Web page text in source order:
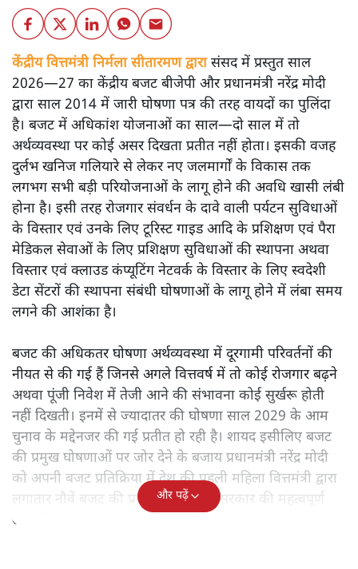
केंद्रीय वित्तमंत्री निर्मला सीतारमण द्वारासंसद में प्रस्तुत साल
2026—27 का केंद्रीय बजट बीजेपी और प्रधानमंत्री नरेंद्र मोदी
द्वारा साल 2014 में जारी घोषणा पत्र की तरह वायदों का पुलिंदा
है। बजट में अधिकांश योजनाओं का साल—दो साल में तो
अर्थव्यवस्था पर कोई असर दिखता प्रतीत नहीं होता। इसकी वजह
दुर्लभ खनिज गलियारे से लेकर नए जलमार्गों के विकास तक
लगभग सभी बड़ी परियोजनाओं के लागू होने की अवधि खासी लंबी
होना है। इसी तरह रोजगार संवर्धन के दावे वाली पर्यटन सुविधाओं
के विस्तार एवं उनके लिए टूरिस्ट गाइड आदि के प्रशिक्षण एवं पैरा
मेडिकल सेवाओं के लिए प्रशिक्षण सुविधाओं की स्थापना अथवा
विस्तार एवं क्लाउड कंप्यूटिंग नेटवर्क के विस्तार के लिए स्वदेशी
डेटा सेंटरों की स्थापना संबंधी घोषणाओं के लागू होने में लंबा समय
लगने की आशंका है।
बजट की अधिकतर घोषणा अर्थव्यवस्था में दूरगामी परिवर्तनों की
नीयत से की गई हैं जिनसे अगले वित्तवर्ष में तो कोई रोजगार बढ़ने
अथवा पूंजी निवेश में तेजी आने की संभावना कोई सुर्खरू होती
नहीं दिखती। इनमें से ज्यादातर की घोषणा साल 2029 के आम
चुनाव के मद्देनजर की गई प्रतीत हो रही है। शायद इसीलिए बजट
की प्रमुख घोषणाओं पर जोर देने के बजाय प्रधानमंत्री नरेंद्र मोदी
को अपनी बजट प्रतिक्रिया में देश की पहली महिला वित्तमंत्री द्वारा
लगातार नौवें बजट की प्रस्तुति को अपनी सरकार की महत्वपूर्ण
उपलब्धि बताने पर मजबूर होना पड़ा।
और पढ़ें